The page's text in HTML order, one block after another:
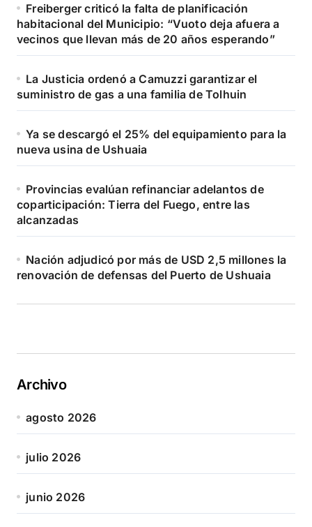
Freiberger criticó la falta de planificación
habitacional del Municipio: “Vuoto deja afuera a
vecinos que llevan más de 20 años esperando”
La Justicia ordenó a Camuzzi garantizar el
suministro de gas a una familia de Tolhuin
Ya se descargó el 25% del equipamiento para la
nueva usina de Ushuaia
Provincias evalúan refinanciar adelantos de
coparticipación: Tierra del Fuego, entre las
alcanzadas
Nación adjudicó por más de USD 2,5 millones la
renovación de defensas del Puerto de Ushuaia
Archivo
agosto 2026
julio 2026
junio 2026